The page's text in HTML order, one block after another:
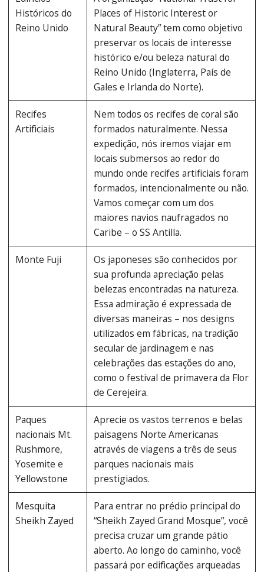
Históricos do
Reino Unido
Places of Historic Interest or
Natural Beauty” tem como objetivo
preservar os locais de interesse
histórico e/ou beleza natural do
Reino Unido (Inglaterra, País de
Gales e Irlanda do Norte).
Recifes
Artificiais
Nem todos os recifes de coral são
formados naturalmente. Nessa
expedição, nós iremos viajar em
locais submersos ao redor do
mundo onde recifes artificiais foram
formados, intencionalmente ou não.
Vamos começar com um dos
maiores navios naufragados no
Caribe – o SS Antilla.
Monte Fuji
Os japoneses são conhecidos por
sua profunda apreciação pelas
belezas encontradas na natureza.
Essa admiração é expressada de
diversas maneiras – nos designs
utilizados em fábricas, na tradição
secular de jardinagem e nas
celebrações das estações do ano,
como o festival de primavera da Flor
de Cerejeira.
Paques
nacionais Mt.
Rushmore,
Yosemite e
Yellowstone
Aprecie os vastos terrenos e belas
paisagens Norte Americanas
através de viagens a três de seus
parques nacionais mais
prestigiados.
Mesquita
Sheikh Zayed
Para entrar no prédio principal do
“Sheikh Zayed Grand Mosque”, você
precisa cruzar um grande pátio
aberto. Ao longo do caminho, você
passará por edificações arqueadas